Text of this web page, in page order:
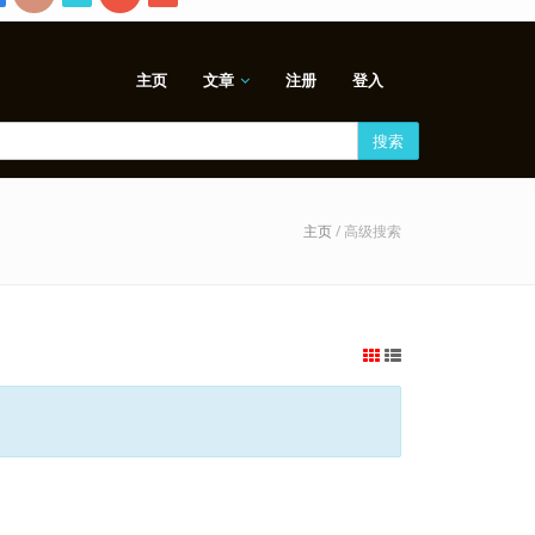
主页 文章 注册 登入
搜索
主页/ 高级搜索